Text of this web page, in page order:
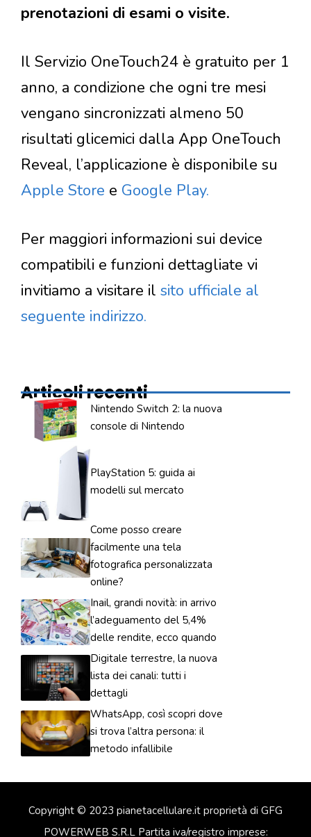
prenotazioni di esami o visite.
Il Servizio OneTouch24 è gratuito per 1
anno, a condizione che ogni tre mesi
vengano sincronizzati almeno 50
risultati glicemici dalla App OneTouch
Reveal, l’applicazione è disponibile su
Apple Store e Google Play.
Per maggiori informazioni sui device
compatibili e funzioni dettagliate vi
invitiamo a visitare il sito ufficiale al
seguente indirizzo.
Articoli recenti
Nintendo Switch 2: la nuova
console di Nintendo
PlayStation 5: guida ai
modelli sul mercato
Come posso creare
facilmente una tela
fotografica personalizzata
online?
Inail, grandi novità: in arrivo
l’adeguamento del 5,4%
delle rendite, ecco quando
Digitale terrestre, la nuova
lista dei canali: tutti i
dettagli
WhatsApp, così scopri dove
si trova l’altra persona: il
metodo infallibile
Copyright © 2023 pianetacellulare.it proprietà di GFG
POWERWEB S.R.L Partita iva/registro imprese: